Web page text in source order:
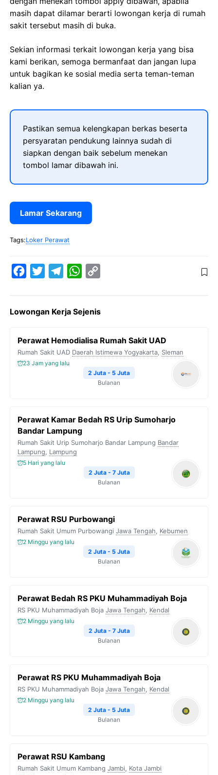
masih dapat dilamar berarti lowongan kerja di rumah
sakit tersebut masih di buka.
Sekian informasi terkait lowongan kerja yang bisa
kami berikan, semoga bermanfaat dan jangan lupa
untuk bagikan ke sosial media serta teman-teman
kalian ya.
Pastikan semua kelengkapan berkas beserta
persyaratan pendukung lainnya sudah di
siapkan dengan baik sebelum menekan
tombol lamar dibawah ini.
Lamar Sekarang
Tags:Loker Perawat
e
o
o
t
e
e
r
a
W
t
A
p
y
i
n
k
Lowongan Kerja Sejenis
Perawat Hemodialisa Rumah Sakit UAD
Rumah Sakit UAD Daerah Istimewa Yogyakarta, Sleman
23 Jam yang lalu
2 Juta - 5 Juta
Bulanan
Perawat Kamar Bedah RS Urip Sumoharjo
Bandar Lampung
Rumah Sakit Urip Sumoharjo Bandar Lampung Bandar
Lampung, Lampung
5 Hari yang lalu
2 Juta - 7 Juta
Bulanan
Perawat RSU Purbowangi
Rumah Sakit Umum Purbowangi Jawa Tengah, Kebumen
2 Minggu yang lalu
2 Juta - 5 Juta
Bulanan
Perawat Bedah RS PKU Muhammadiyah Boja
RS PKU Muhammadiyah Boja Jawa Tengah, Kendal
2 Minggu yang lalu
2 Juta - 7 Juta
Bulanan
Perawat RS PKU Muhammadiyah Boja
RS PKU Muhammadiyah Boja Jawa Tengah, Kendal
2 Minggu yang lalu
2 Juta - 5 Juta
Bulanan
Perawat RSU Kambang
Rumah Sakit Umum Kambang Jambi, Kota Jambi